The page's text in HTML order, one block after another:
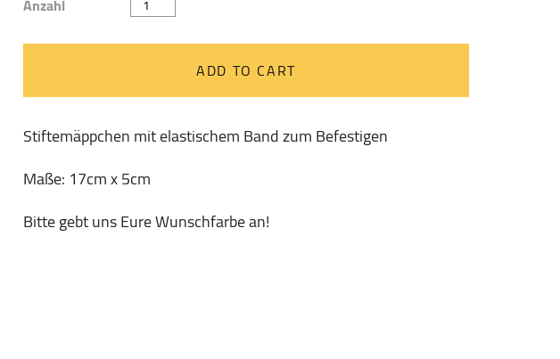
Anzahl "PENCIL
von
ADD TO CART
Stiftemäppchen mit elastischem Band zum Befestigen
Maße: 17cm x 5cm
Bitte gebt uns Eure Wunschfarbe an!